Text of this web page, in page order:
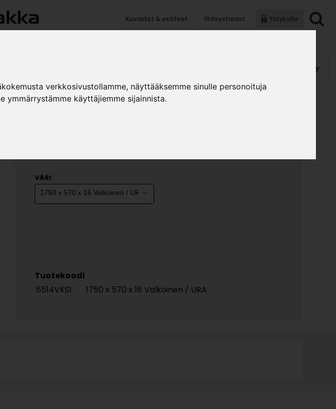
verkkosivustollamme, näyttääksemme sinulle personoituja
ymmärrystämme käyttäjiemme sijainnista.
Kuvastot & esitteet Yhteystiedot Yrityksille
Pintakäsittely
VÄRI
Tuotekoodi
6514VKS1
1750 x 570 x 16 Valkoinen / URA